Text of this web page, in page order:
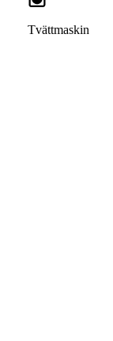
Tvättmaskin